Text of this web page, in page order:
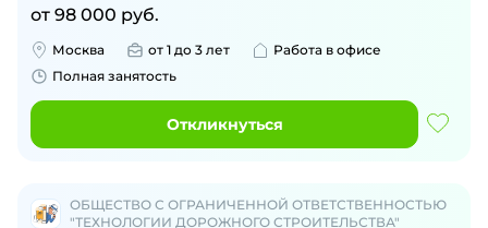
от 98 000 руб.
Москва от 1 до 3 лет
Работа в офисе
Полная занятость
Откликнуться
ОБЩЕСТВО С ОГРАНИЧЕННОЙ ОТВЕТСТВЕННОСТЬЮ
"ТЕХНОЛОГИИ ДОРОЖНОГО СТРОИТЕЛЬСТВА"